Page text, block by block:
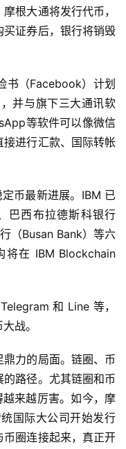
根大通将发行代币，
证券后，银行将销毁
书（Facebook）计划
并与旗下三大通讯软
等软件可以像微信
进行汇款、国际转帐
币最新进展。IBM 已
巴西布拉德斯科银行
（Busan Bank）等六
将在 IBM Blockchain
和 Line 等，
战。
力的局面。链圈、币
路径。尤其链圈和币
来越厉害。如今，摩
国际大公司开始发行
圈连接起来，真正开